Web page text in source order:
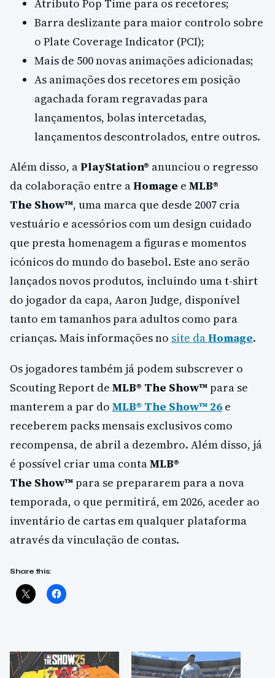
Atributo Pop Time para os recetores;
Barra deslizante para maior controlo sobre
o Plate Coverage Indicator (PCI);
Mais de 500 novas animações adicionadas;
As animações dos recetores em posição
agachada foram regravadas para
lançamentos, bolas intercetadas,
lançamentos descontrolados, entre outros.
Além disso, aPlayStation® anunciou o regresso
da colaboração entre aHomage e MLB®
The Show™, uma marca que desde 2007 cria
vestuário e acessórios com um design cuidado
que presta homenagem a figuras e momentos
icónicos do mundo do basebol. Este ano serão
lançados novos produtos, incluindo uma t-shirt
do jogador da capa, Aaron Judge, disponível
tanto em tamanhos para adultos como para
crianças. Mais informações no site daHomage.
Os jogadores também já podem subscrever o
Scouting Report de MLB® The Show™para se
manterem a par do MLB® The Show™ 26 e
receberem packs mensais exclusivos como
recompensa, de abril a dezembro. Além disso, já
é possível criar uma contaMLB®
The Show™para se prepararem para a nova
temporada, o que permitirá, em 2026, aceder ao
inventário de cartas em qualquer plataforma
através da vinculação de contas.
Share this: